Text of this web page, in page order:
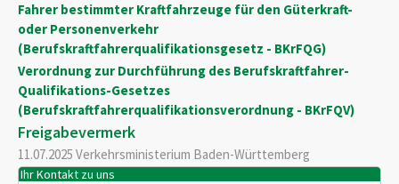
Fahrer bestimmter Kraftfahrzeuge für den Güterkraft-
oder Personenverkehr
(Berufskraftfahrerqualifikationsgesetz - BKrFQG)
Verordnung zur Durchführung des Berufskraftfahrer-
Qualifikations-Gesetzes
(Berufskraftfahrerqualifikationsverordnung - BKrFQV)
Freigabevermerk
11.07.2025 Verkehrsministerium Baden-Württemberg
Ihr Kontakt zu uns